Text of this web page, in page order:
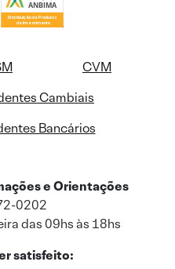
CVM
Cambiais
Bancários
e Orientações
0202
das 09hs às 18hs
satisfeito: